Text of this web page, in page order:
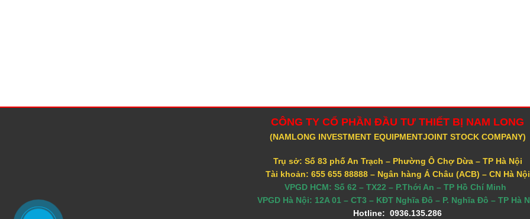
CÔNG TY CỔ PHẦN ĐẦU TƯ THIẾT BỊ NAM LONG
(NAMLONG INVESTMENT EQUIPMENTJOINT STOCK COMPANY)
Trụ sở: Số 83 phố An Trạch – Phường Ô Chợ Dừa – TP Hà Nội
Tài khoản: 655 655 88888 – Ngân hàng Á Châu (ACB) – CN Hà Nội
VPGD HCM: Số 62 – TX22 – P.Thới An – TP Hồ Chí Minh
VPGD Hà Nội: 12A 01 – CT3 – KĐT Nghĩa Đô – P. Nghĩa Đô – TP Hà
Hotline: 0936.135.286